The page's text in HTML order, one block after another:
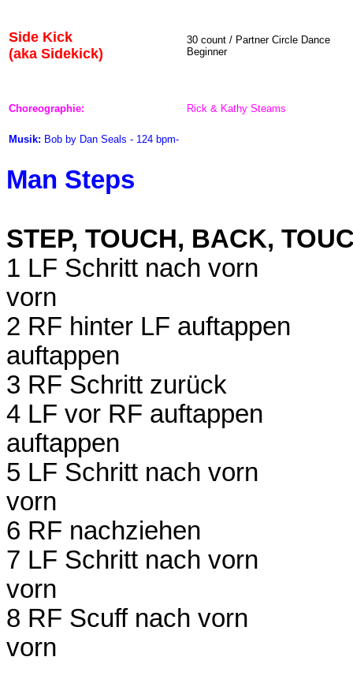
Side Kick
(aka Sidekick)
30 count / Partner Circle Dance
Beginner
Choreographie: Rick & Kathy Steams
Musik: Bob by Dan Seals - 124 bpm-
Man Steps
STEP, TOUCH, BACK,
1 LF Schritt nach vorn
vorn
2 RF hinter LF auftappen
auftappen
3 RF Schritt zurück
4 LF vor RF auftappen
auftappen
5 LF Schritt nach vorn
vorn
6 RF nachziehen
7 LF Schritt nach vorn
vorn
8 RF Scuff nach vorn
vorn